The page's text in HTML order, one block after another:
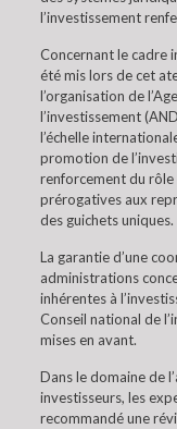
l’investissement
Concernant le cadre
été mis lors de cet
l’organisation de
l’investissement
l’échelle
promotion de
renforcement du rôle
prérogatives aux
des guichets uniques.
La garantie d’une
administrations
inhérentes à
Conseil national de
mises en avant.
Dans le domaine de
investisseurs, les
recommandé une